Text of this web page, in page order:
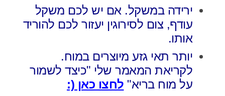
ירידה במשקל. אם יש לכם משקל
עודף, צום לסירוגין יעזור לכם להוריד
אותו.
יותר תאי גזע מיוצרים במוח.
לקריאת המאמר שלי "כיצד לשמור
על מוח בריא" לחצו כאן (: